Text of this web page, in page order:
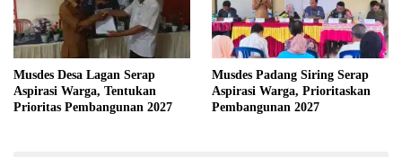
Musdes Desa Lagan Serap
Aspirasi Warga, Tentukan
Prioritas Pembangunan 2027
Musdes Padang Siring Serap
Aspirasi Warga, Prioritaskan
Pembangunan 2027